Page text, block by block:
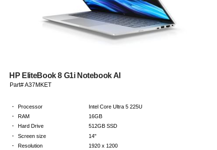
HP EliteBook 8 G1i Notebook AI
Part# A37MKET
· Processor Intel Core Ultra 5 225U
· RAM 16GB
· Hard Drive 512GB SSD
· Screen size 14"
· Resolution 1920 x 1200